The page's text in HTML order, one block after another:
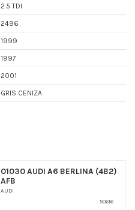
2.5 TDI
2496
1999
1997
2001
GRIS CENIZA
01030 AUDI A6 BERLINA (4B2)
AFB
AUDI
50616